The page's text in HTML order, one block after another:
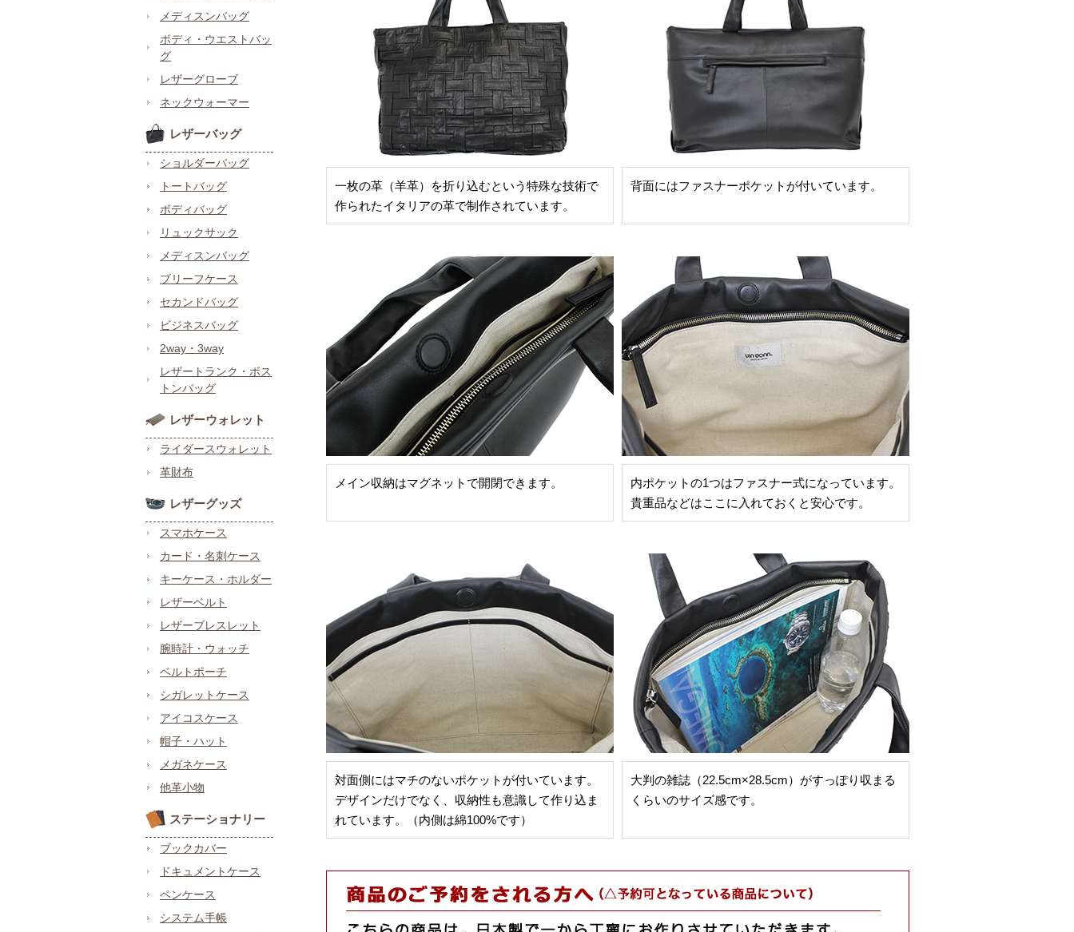
メディスンバッグ
ボディ・ウエストバッ
グ
レザーグローブ
ネックウォーマー
レザーバッグ
ショルダーバッグ
トートバッグ
ボディバッグ
リュックサック
メディスンバッグ
ブリーフケース
セカンドバッグ
ビジネスバッグ
2way・3way
レザートランク・ボス
トンバッグ
レザーウォレット
ライダースウォレット
革財布
レザーグッズ
スマホケース
カード・名刺ケース
キーケース・ホルダー
レザーベルト
レザーブレスレット
腕時計・ウォッチ
ベルトポーチ
シガレットケース
アイコスケース
帽子・ハット
メガネケース
他革小物
ステーショナリー
ブックカバー
ドキュメントケース
ペンケース
システム手帳
一枚の革（羊革）を折り込むという特殊な技術で
作られたイタリアの革で制作されています。
背面にはファスナーポケットが付いています。
メイン収納はマグネットで開閉できます。
内ポケットの1つはファスナー式になっています。
貴重品などはここに入れておくと安心です。
対面側にはマチのないポケットが付いています。
デザインだけでなく、収納性も意識して作り込ま
れています。（内側は綿100%です）
大判の雑誌（22.5cm×28.5cm）がすっぽり収まる
くらいのサイズ感です。